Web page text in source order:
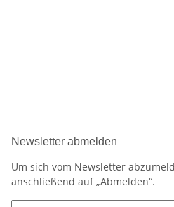
Newsletter abmelden
Um sich vom Newsletter
anschließend auf „Abmelden“.